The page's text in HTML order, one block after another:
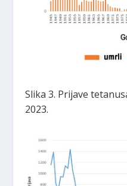
Slika 3. Prijave
2023.